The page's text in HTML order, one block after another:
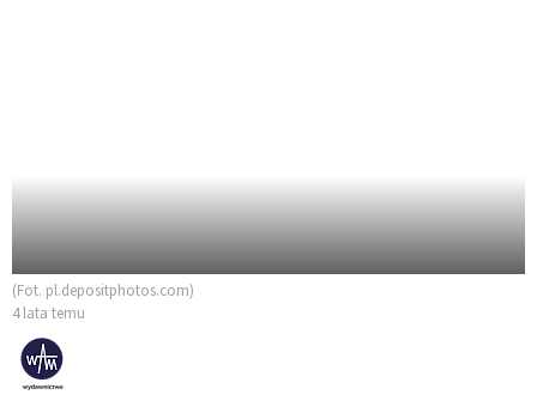
(Fot. pl.depositphotos.com)
4 lata temu